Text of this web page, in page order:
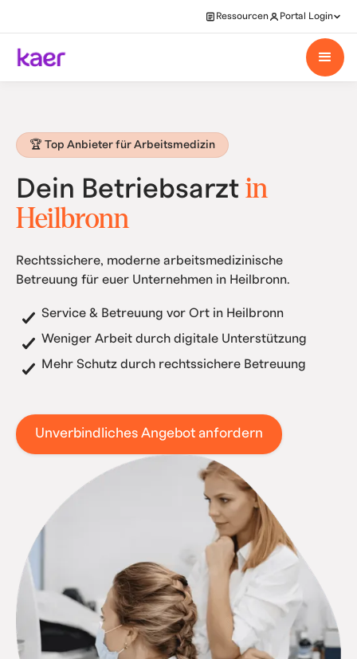
Ressourcen Portal Login
🏆 Top Anbieter für Arbeitsmedizin
Dein Betriebsarzt in
Heilbronn
Rechtssichere, moderne arbeitsmedizinische
Betreuung für euer Unternehmen in Heilbronn.
Service & Betreuung vor Ort in Heilbronn
Weniger Arbeit durch digitale Unterstützung
Mehr Schutz durch rechtssichere Betreuung
Unverbindliches Angebot anfordern